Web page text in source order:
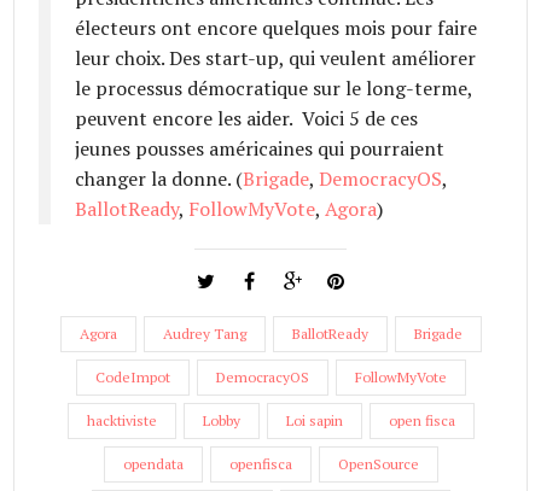
électeurs ont encore quelques mois pour faire
leur choix. Des start-up, qui veulent améliorer
le processus démocratique sur le long-terme,
peuvent encore les aider. Voici 5 de ces
jeunes pousses américaines qui pourraient
changer la donne. (Brigade,DemocracyOS,
BallotReady, FollowMyVote,Agora)
Agora Audrey Tang BallotReady Brigade
CodeImpot DemocracyOS FollowMyVote
hacktiviste Lobby Loi sapin open fisca
opendata openfisca OpenSource